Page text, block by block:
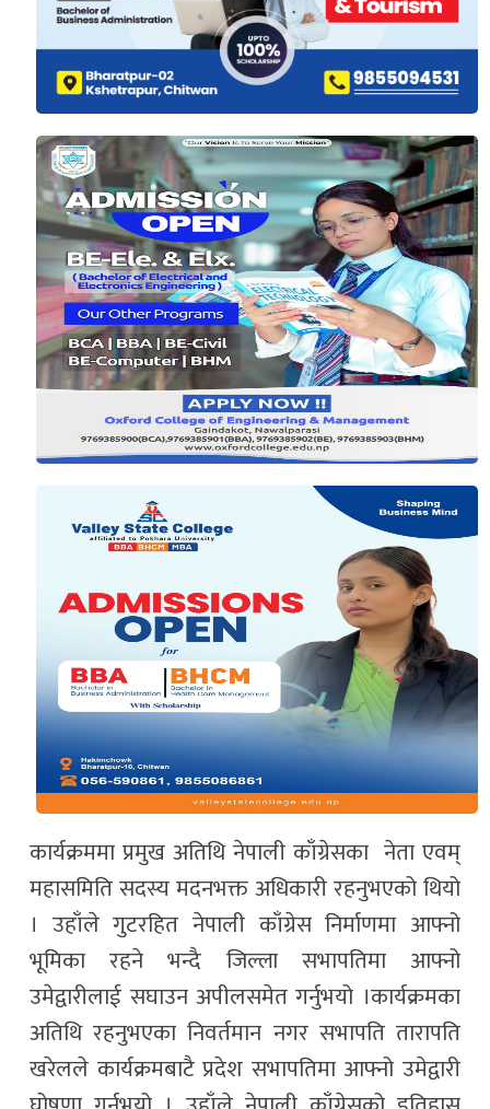
कार्यक्रममा प्रमुख अतिथि नेपाली काँग्रेसका नेता एवम्
महासमिति सदस्य मदनभक्त अधिकारी रहनुभएको थियो
। उहाँले गुटरहित नेपाली काँग्रेस निर्माणमा आफ्नो
भूमिका रहने भन्दै जिल्ला सभापतिमा आफ्नो
उमेद्वारीलाई सघाउन अपीलसमेत गर्नुभयो ।कार्यक्रमका
अतिथि रहनुभएका निवर्तमान नगर सभापति तारापति
खरेलले कार्यक्रमबाटै प्रदेश सभापतिमा आफ्नो उमेद्वारी